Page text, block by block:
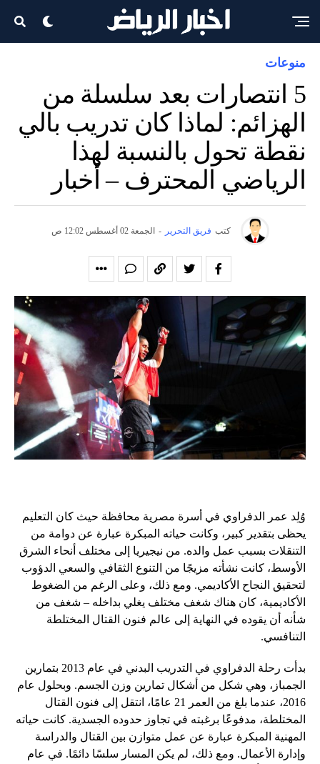
منوعات
5 انتصارات بعد سلسلة من
الهزائم: لماذا كان تدريب بالي
نقطة تحول بالنسبة لهذا
الرياضي المحترف – أخبار
كتب فريق التحرير - الجمعة 02 أغسطس 12:02 ص
وُلِد عمر الدفراوي في أسرة مصرية محافظة حيث كان التعليم
يحظى بتقدير كبير، وكانت حياته المبكرة عبارة عن دوامة من
التنقلات بسبب عمل والده. من نيجيريا إلى مختلف أنحاء الشرق
الأوسط، كانت نشأته مزيجًا من التنوع الثقافي والسعي الدؤوب
لتحقيق النجاح الأكاديمي. ومع ذلك، وعلى الرغم من الضغوط
الأكاديمية، كان هناك شغف مختلف يغلي بداخله – شغف من
شأنه أن يقوده في النهاية إلى عالم فنون القتال المختلطة
التنافسي.
بدأت رحلة الدفراوي في التدريب البدني في عام 2013 بتمارين
الجمباز، وهي شكل من أشكال تمارين وزن الجسم. وبحلول عام
2016، عندما بلغ من العمر 21 عامًا، انتقل إلى فنون القتال
المختلطة، مدفوعًا برغبته في تجاوز حدوده الجسدية. كانت حياته
المهنية المبكرة عبارة عن عمل متوازن بين القتال والدراسة
وإدارة الأعمال. ومع ذلك، لم يكن المسار سلسًا دائمًا. في عام